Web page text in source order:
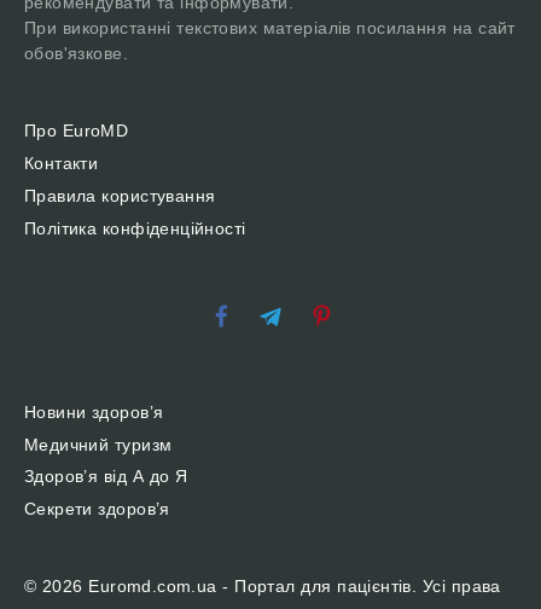
При використанні текстових матеріалів посилання на сайт
обов'язкове.
Про EuroMD
Контакти
Правила користування
Політика конфіденційності
Новини здоров’я
Медичний туризм
Здоров’я від А до Я
Секрети здоров’я
© 2026 Euromd.com.ua - Портал для пацієнтів. Усі права